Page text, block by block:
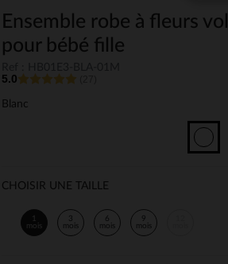
Ensemble robe à fleurs
pour bébé fille
5.0
Blanc
CHOISIR UNE TAILLE
1
mois
3
mois
6
mois
9
mois